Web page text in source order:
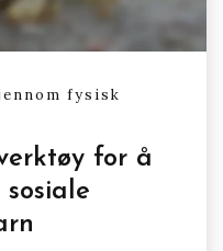
fysisk
for å